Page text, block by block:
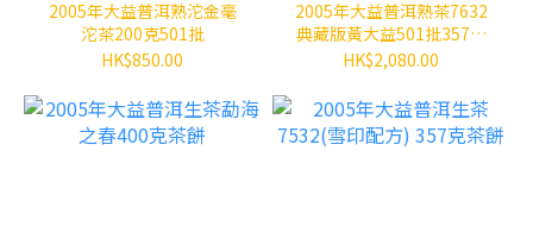
2005年大益普洱熟沱金毫
沱茶200克501批
HK$850.00
2005年大益普洱熟茶7632
典藏版黃大益501批357克
茶餅
HK$2,080.00